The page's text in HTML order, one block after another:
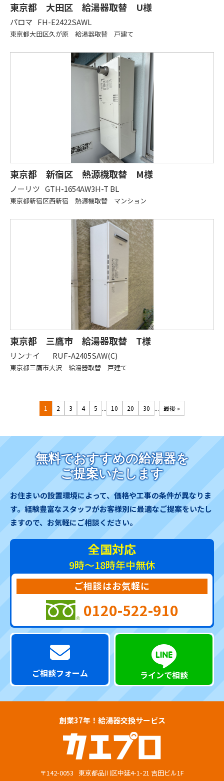
東京都 大田区 給湯器取替 U様
パロマ FH-E2422SAWL
東京都大田区久が原 給湯器取替 戸建て
東京都 新宿区 熱源機取替 M様
ノーリツ GTH-1654AW3H-T BL
東京都新宿区西新宿 熱源機取替 マンション
東京都 三鷹市 給湯器取替 T様
リンナイ RUF-A2405SAW(C)
東京都三鷹市大沢 給湯器取替 戸建て
1 2 3 4 5 ... 10 20 30 ... 最後 »
無料でおすすめの給湯器を
ご提案いたします
お住まいの設置環境によって、価格や工事の条件が異なりま
す。 経験豊富なスタッフがお客様別に最適なご提案をいたし
ますので、お気軽にご相談ください。
全国対応
9時～18時年中無休
ご相談はお気軽に
0120-522-910
ご相談フォーム ラインで相談
創業37年！給湯器交換サービス
〒142-0053 東京都品川区中延4-1-21 吉田ビル1F